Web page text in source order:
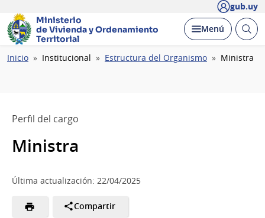
gub.uy
Ministerio
de Vivienda yOrdenamiento
Territorial
Desplegar
Menú Abrir
Ruta
Inicio Institucional Estructura del Organismo Ministra
Perfil del cargo
Ministra
Última actualización: 22/04/2025
Compartir